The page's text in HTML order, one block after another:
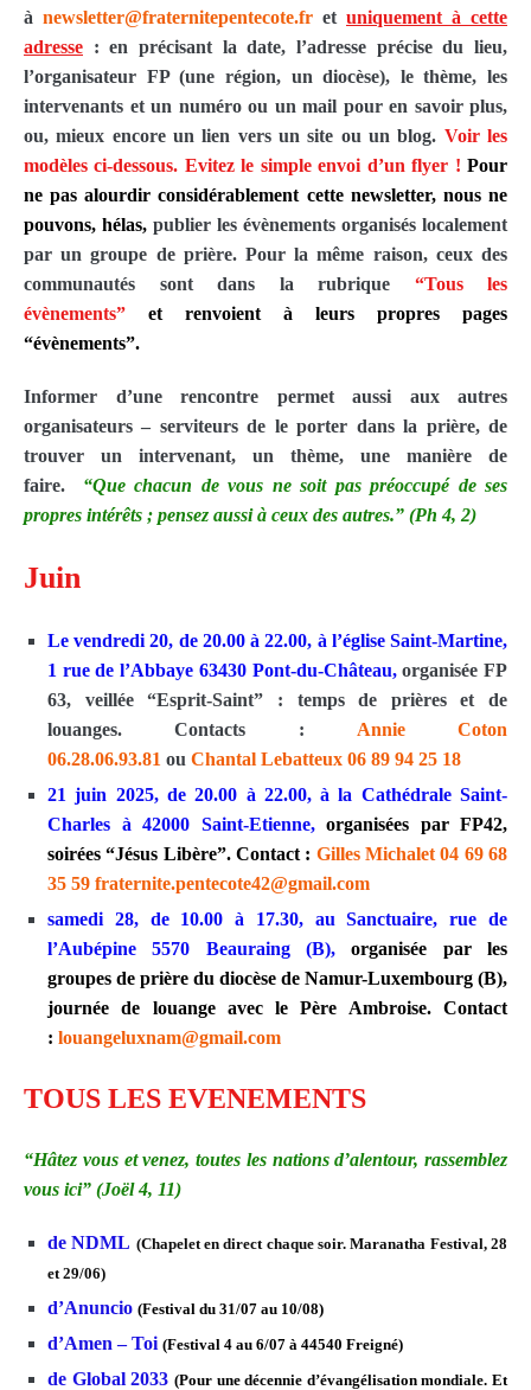
à newsletter@fraternitepentecote.fr et uniquement à cette
adresse : en précisant la date, l’adresse précise du lieu,
l’organisateur FP (une région, un diocèse), le thème, les
intervenants et un numéro ou un mail pour en savoir plus,
ou, mieux encore un lien vers un site ou un blog. Voir les
modèles ci-dessous. Evitez le simple envoi d’un flyer ! Pour
ne pas alourdir considérablement cette newsletter, nous ne
pouvons, hélas, publier les évènements organisés localement
par un groupe de prière. Pour la même raison, ceux des
communautés sont dans la rubrique “Tous les
évènements” et renvoient à leurs propres pages
“évènements”.
Informer d’une rencontre permet aussi aux autres
organisateurs – serviteurs de le porter dans la prière, de
trouver un intervenant, un thème, une manière de
faire.
“Que chacun de vous ne soit pas préoccupé de ses
propres intérêts ; pensez aussi à ceux des autres.” (Ph 4, 2)
Juin
Le vendredi 20, de 20.00 à 22.00, à l’église Saint-Martine,
1 rue de l’Abbaye 63430 Pont-du-Château,organisée FP
63, veillée “Esprit-Saint” : temps de prières et de
louanges. Contacts : Annie Coton
06.28.06.93.81 ou Chantal Lebatteux 06 89 94 25 18
21 juin 2025, de 20.00 à 22.00, à la Cathédrale Saint-
Charles à 42000 Saint-Etienne, organisées par FP42,
soirées “Jésus Libère”. Contact : Gilles Michalet 04 69 68
35 59 fraternite.pentecote42@gmail.com
samedi 28, de 10.00 à 17.30, au Sanctuaire, rue de
l’Aubépine 5570 Beauraing (B),organisée par les
groupes de prière du diocèse de Namur-Luxembourg (B),
journée de louange avec le Père Ambroise. Contact
: louangeluxnam@gmail.com
TOUS LES EVENEMENTS
“Hâtez vous et venez, toutes les nations d’alentour, rassemblez
vous ici” (Joël 4, 11)
de NDML (Chapelet en direct chaque soir. Maranatha Festival, 28
et 29/06)
d’Anuncio (Festival du 31/07 au 10/08)
d’Amen – Toi (Festival 4 au 6/07 à 44540 Freigné)
de Global 2033 (Pour une décennie d’évangélisation mondiale. Et